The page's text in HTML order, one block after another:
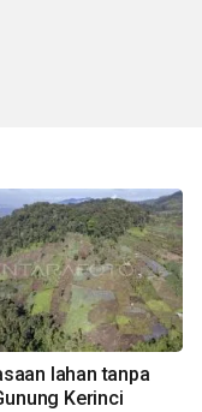
lahan tanpa
Kerinci